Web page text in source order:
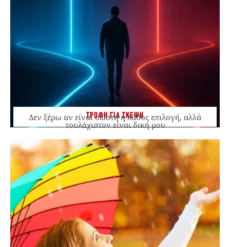
ΤΡΟΦΗ ΓΙΑ ΣΚΕΨΗ
Δεν ξέρω αν είναι σωστή ή λάθος επιλογή, αλλά
τουλάχιστον είναι δική μου